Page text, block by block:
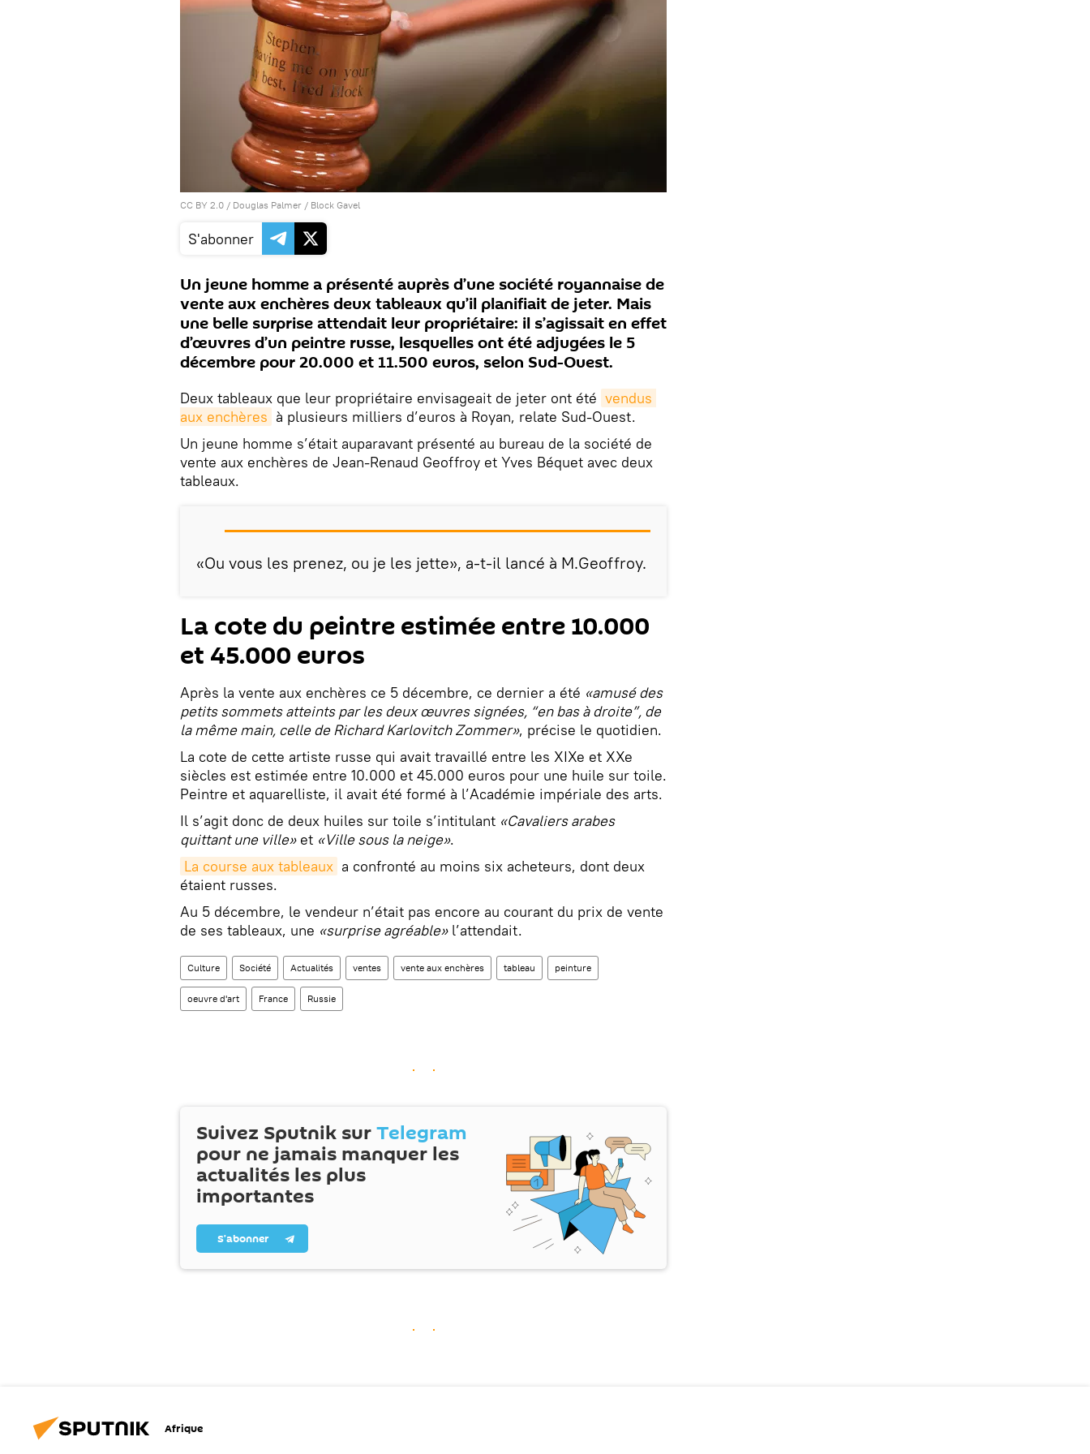
CC BY 2.0 / Douglas Palmer / Block Gavel
S'abonner
Un jeune homme a présenté auprès d’une société royannaise de
vente aux enchères deux tableaux qu’il planifiait de jeter. Mais
une belle surprise attendait leur propriétaire: il s’agissait en effet
d’œuvres d’un peintre russe, lesquelles ont été adjugées le 5
décembre pour 20.000 et 11.500 euros, selon Sud-Ouest.
Deux tableaux que leur propriétaire envisageait de jeter ont été vendus
aux enchères à plusieurs milliers d’euros à Royan, relate Sud-Ouest.
Un jeune homme s’était auparavant présenté au bureau de la société de
vente aux enchères de Jean-Renaud Geoffroy et Yves Béquet avec deux
tableaux.
«Ou vous les prenez, ou je les jette», a-t-il lancé à M.Geoffroy.
La cote du peintre estimée entre 10.000
et 45.000 euros
Après la vente aux enchères ce 5 décembre, ce dernier a été «amusé des
petits sommets atteints par les deux œuvres signées, “en bas à droite”, de
la même main, celle de Richard Karlovitch Zommer», précise le quotidien.
La cote de cette artiste russe qui avait travaillé entre les XIXe et XXe
siècles est estimée entre 10.000 et 45.000 euros pour une huile sur toile.
Peintre et aquarelliste, il avait été formé à l’Académie impériale des arts.
Il s’agit donc de deux huiles sur toile s’intitulant «Cavaliers arabes
quittant une ville»et «Ville sous la neige».
La course aux tableaux a confronté au moins six acheteurs, dont deux
étaient russes.
Au 5 décembre, le vendeur n’était pas encore au courant du prix de vente
de ses tableaux, une «surprise agréable»l’attendait.
Culture Société Actualités ventes vente aux enchères tableau peinture
oeuvre d'art France Russie
Suivez Sputnik surTelegram
pour ne jamais manquer les
actualités les plus
importantes
S’abonner
Afrique